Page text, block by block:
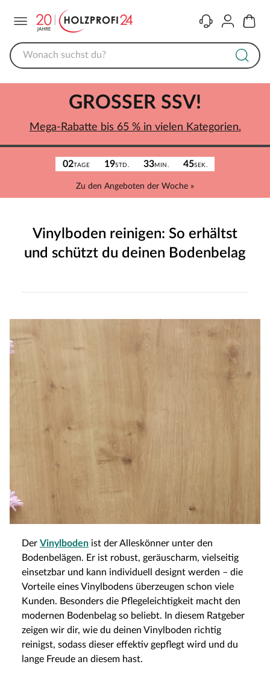
KontaktKonto
02TAGE 19STD. 33MIN. 45SEK.
Zu den Angeboten der Woche »
GROSSER SSV!
Mega-Rabatte bis 65 % in vielen Kategorien.
Vinylboden reinigen: So erhältst
und schützt du deinen Bodenbelag
Der Vinylboden ist der Alleskönner unter den
Bodenbelägen. Er ist robust, geräuscharm, vielseitig
einsetzbar und kann individuell designt werden – die
Vorteile eines Vinylbodens überzeugen schon viele
Kunden. Besonders die Pflegeleichtigkeit macht den
modernen Bodenbelag so beliebt. In diesem Ratgeber
zeigen wir dir, wie du deinen Vinylboden richtig
reinigst, sodass dieser effektiv gepflegt wird und du
lange Freude an diesem hast.